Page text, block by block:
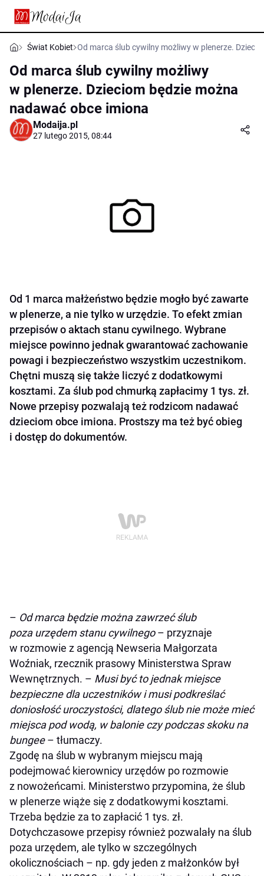
Świat Kobiet Od marca ślub cywilny możliwy w plenerze.
Od marca ślub cywilny możliwy
w plenerze. Dzieciom będzie można
nadawać obce imiona
Modaija.pl
27 lutego 2015, 08:44
Od 1 marca małżeństwo będzie mogło być zawarte
w plenerze, a nie tylko w urzędzie. To efekt zmian
przepisów o aktach stanu cywilnego. Wybrane
miejsce powinno jednak gwarantować zachowanie
powagi i bezpieczeństwo wszystkim uczestnikom.
Chętni muszą się także liczyć z dodatkowymi
kosztami. Za ślub pod chmurką zapłacimy 1 tys. zł.
Nowe przepisy pozwalają też rodzicom nadawać
dzieciom obce imiona. Prostszy ma też być obieg
i dostęp do dokumentów.
– Od marca będzie można zawrzeć ślub
poza urzędem stanu cywilnego– przyznaje
w rozmowie z agencją Newseria Małgorzata
Woźniak, rzecznik prasowy Ministerstwa Spraw
Wewnętrznych. – Musi być to jednak miejsce
bezpieczne dla uczestników i musi podkreślać
doniosłość uroczystości, dlatego ślub nie może mieć
miejsca pod wodą, w balonie czy podczas skoku na
bungee– tłumaczy.
Zgodę na ślub w wybranym miejscu mają
podejmować kierownicy urzędów po rozmowie
z nowożeńcami. Ministerstwo przypomina, że ślub
w plenerze wiąże się z dodatkowymi kosztami.
Trzeba będzie za to zapłacić 1 tys. zł.
Dotychczasowe przepisy również pozwalały na ślub
poza urzędem, ale tylko w szczególnych
okolicznościach – np. gdy jeden z małżonków był